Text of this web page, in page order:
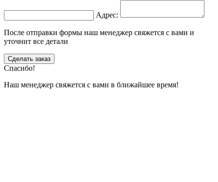
Адрес:
После отправки формы наш менеджер свяжется с вами и
уточнит все детали
Сделать заказ
Спасибо!
Наш менеджер свяжется с вами в ближайшее время!